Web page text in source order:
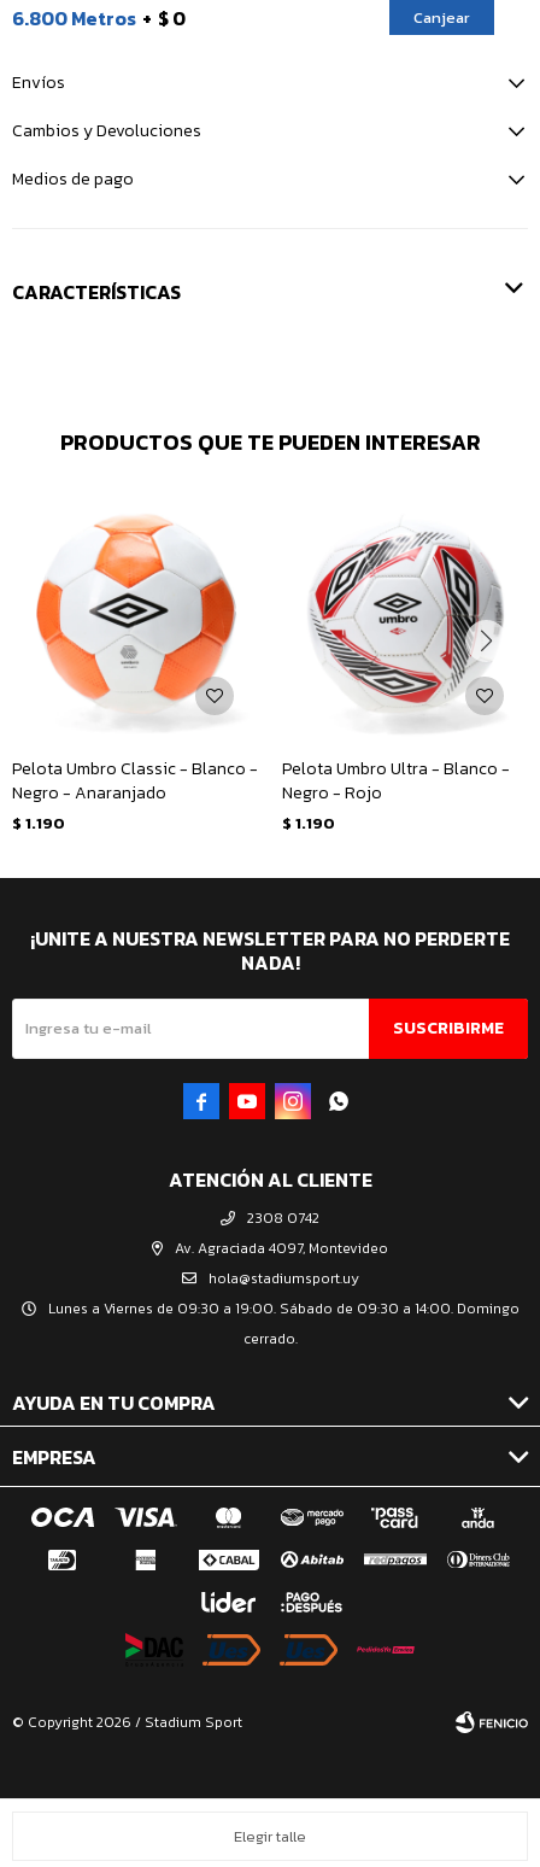
Elegir talle
6.800 Metros $ 0 Canjear
Envíos
Cambios y Devoluciones
Medios de pago
CARACTERÍSTICAS
PRODUCTOS QUE TE PUEDEN INTERESAR
Pelota Umbro Classic - Blanco -
Negro - Anaranjado
$ 1.190
Pelota Umbro Ultra - Blanco -
Negro - Rojo
$ 1.190
ATENCIÓN AL CLIENTE
2308 0742
Av. Agraciada 4097, Montevideo
hola@stadiumsport.uy
Lunes a Viernes de 09:30 a 19:00. Sábado de 09:30 a 14:00. Domingo
cerrado.
AYUDA EN TU COMPRA
EMPRESA
¡UNITE A NUESTRA NEWSLETTER PARA NO PERDERTE
NADA!
SUSCRIBIRME
   
© Copyright 2026 / Stadium Sport